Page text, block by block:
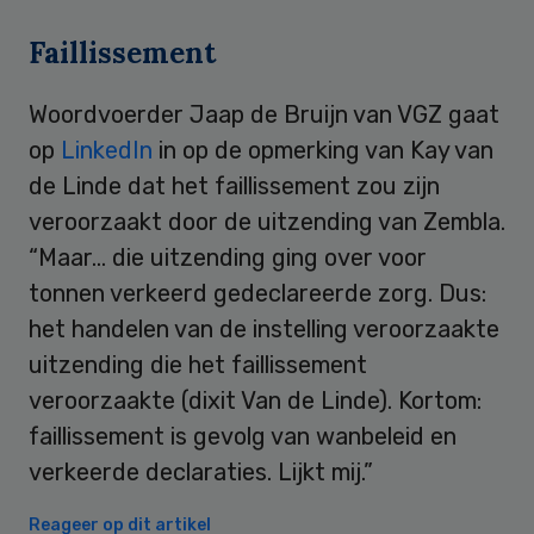
Faillissement
Woordvoerder Jaap de Bruijn van VGZ gaat
op LinkedIn in op de opmerking van Kay van
de Linde dat het faillissement zou zijn
veroorzaakt door de uitzending van Zembla.
“Maar… die uitzending ging over voor
tonnen verkeerd gedeclareerde zorg. Dus:
het handelen van de instelling veroorzaakte
uitzending die het faillissement
veroorzaakte (dixit Van de Linde). Kortom:
faillissement is gevolg van wanbeleid en
verkeerde declaraties. Lijkt mij.”
Reageer op dit artikel